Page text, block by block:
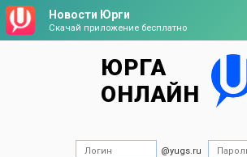
Новости Юрги
Скачай приложение бесплатно
ЮРГА
ОНЛАЙН
@yugs.ru